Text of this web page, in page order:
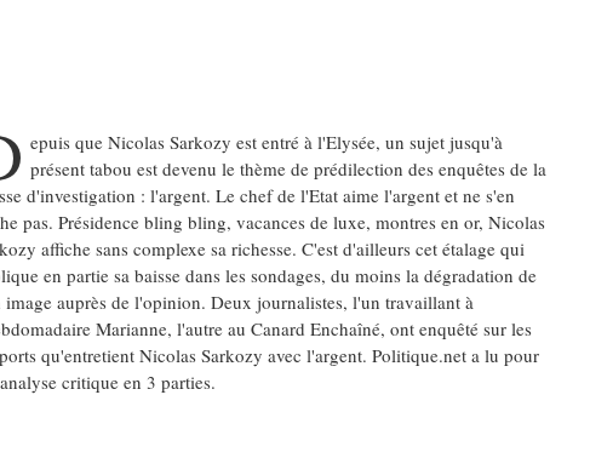
epuis que Nicolas Sarkozy est entré à l'Elysée, un sujet jusqu'à
présent tabou est devenu le thème de prédilection des enquêtes de la
d'investigation : l'argent. Le chef de l'Etat aime l'argent et ne s'en
pas. Présidence bling bling, vacances de luxe, montres en or, Nicolas
affiche sans complexe sa richesse. C'est d'ailleurs cet étalage qui
en partie sa baisse dans les sondages, du moins la dégradation de
image auprès de l'opinion. Deux journalistes, l'un travaillant à
Marianne, l'autre au Canard Enchaîné, ont enquêté sur les
qu'entretient Nicolas Sarkozy avec l'argent. Politique.net a lu pour
critique en 3 parties.